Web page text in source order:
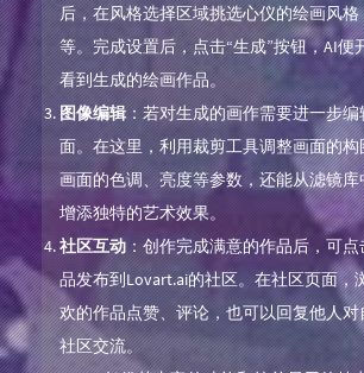
后，在风格选择区域挑选心仪的绘画风
等。完成设置后，点击“生成”按钮，AI
看到生成的绘画作品。
图像编辑：若对生成的画作需要进一步
面。在这里，利用裁剪工具调整画面的
画面的色调、亮度等参数，还能从滤镜
增添独特的艺术效果。
社区互动 ：创作完成满意的作品后，可
品发布到Lovart.ai的社区。在社区页面，
欢的作品点赞、评论，也可以回复他人
社区交流。